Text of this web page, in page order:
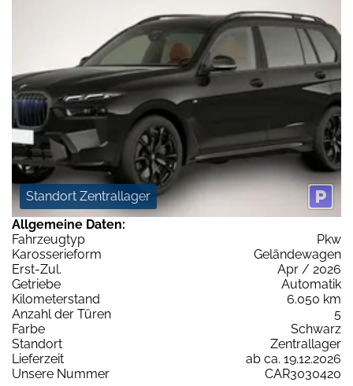
Standort Zentrallager
Allgemeine Daten:
Fahrzeugtyp
Pkw
Karosserieform
Geländewagen
Erst-Zul.
Apr / 2026
Getriebe
Automatik
Kilometerstand
6.050 km
Anzahl der Türen
5
Farbe
Schwarz
Standort
Zentrallager
Lieferzeit
ab ca. 19.12.2026
Unsere Nummer
CAR3030420